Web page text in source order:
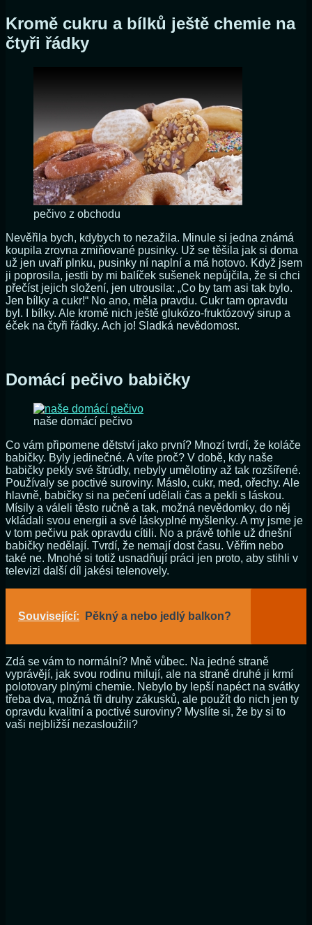
Kromě cukru a bílků ještě chemie na
čtyři řádky
pečivo z obchodu
Nevěřila bych, kdybych to nezažila. Minule si jedna známá
koupila zrovna zmiňované pusinky. Už se těšila jak si doma
už jen uvaří plnku, pusinky ní naplní a má hotovo. Když jsem
ji poprosila, jestli by mi balíček sušenek nepůjčila, že si chci
přečíst jejich složení, jen utrousila: „Co by tam asi tak bylo.
Jen bílky a cukr!“ No ano, měla pravdu. Cukr tam opravdu
byl. I bílky. Ale kromě nich ještě glukózo-fruktózový sirup a
éček na čtyři řádky. Ach jo! Sladká nevědomost.
Domácí pečivo babičky
naše domácí pečivo
Co vám připomene dětství jako první? Mnozí tvrdí, že koláče
babičky. Byly jedinečné. A víte proč? V době, kdy naše
babičky pekly své štrúdly, nebyly umělotiny až tak rozšířené.
Používaly se poctivé suroviny. Máslo, cukr, med, ořechy. Ale
hlavně, babičky si na pečení udělali čas a pekli s láskou.
Mísily a váleli těsto ručně a tak, možná nevědomky, do něj
vkládali svou energii a své láskyplné myšlenky. A my jsme je
v tom pečivu pak opravdu cítili. No a právě tohle už dnešní
babičky nedělají. Tvrdí, že nemají dost času. Věřím nebo
také ne. Mnohé si totiž usnadňují práci jen proto, aby stihli v
televizi další díl jakési telenovely.
Související: Pěkný a nebo jedlý balkon?
Zdá se vám to normální? Mně vůbec. Na jedné straně
vyprávějí, jak svou rodinu milují, ale na straně druhé ji krmí
polotovary plnými chemie. Nebylo by lepší napéct na svátky
třeba dva, možná tři druhy zákusků, ale použít do nich jen ty
opravdu kvalitní a poctivé suroviny? Myslíte si, že by si to
vaši nejbližší nezasloužili?